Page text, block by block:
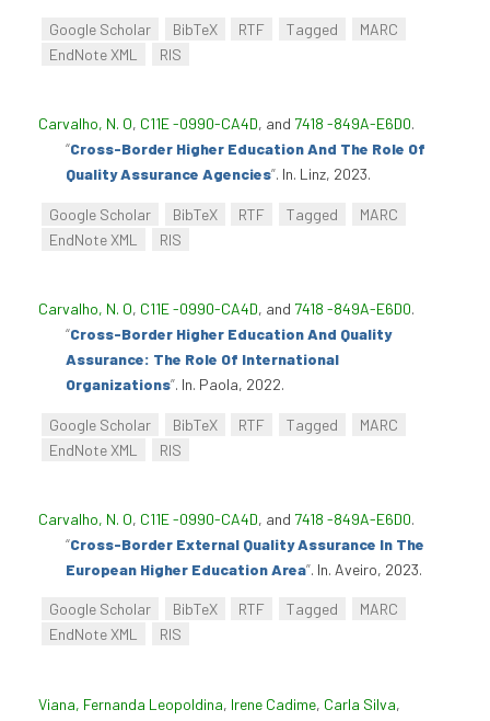
Google Scholar BibTeX RTF Tagged
MARC
EndNote XML
RIS
Carvalho, N. O, C11E -0990-CA4D, and 7418 -849A-E6D0.
“Cross-Border Higher Education And The Role Of
Quality Assurance Agencies”. In. Linz, 2023.
Google Scholar BibTeX RTF Tagged
MARC
EndNote XML
RIS
Carvalho, N. O, C11E -0990-CA4D, and 7418 -849A-E6D0.
“Cross-Border Higher Education And Quality
Assurance: The Role Of International
Organizations”. In. Paola, 2022.
Google Scholar BibTeX RTF Tagged
MARC
EndNote XML
RIS
Carvalho, N. O, C11E -0990-CA4D, and 7418 -849A-E6D0.
“Cross-Border External Quality Assurance In The
European Higher Education Area”. In. Aveiro, 2023.
Google Scholar BibTeX RTF Tagged
MARC
EndNote XML
RIS
Viana, Fernanda Leopoldina, Irene Cadime, Carla Silva,